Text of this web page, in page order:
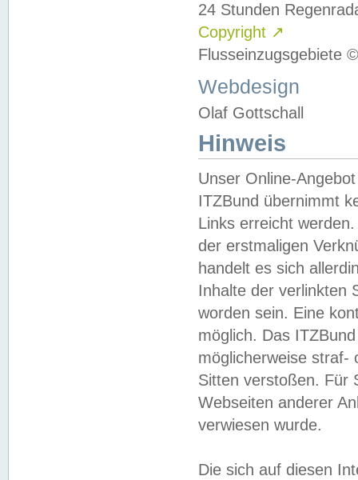
24 Stunden
Copyright ↗
Flusseinzugsgebiete
Webdesign
Olaf Gottschall
Hinweis
Unser Online-
ITZBund übernimmt
Links erreicht
der erstmaligen
handelt es sich
Inhalte der verlinkten
worden sein. Eine
möglich. Das
möglicherweise straf-
Sitten verstoßen. Für
Webseiten anderer
verwiesen wurde.
Die sich auf diesen